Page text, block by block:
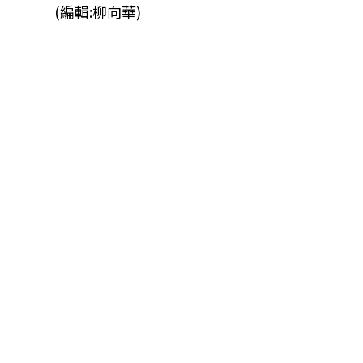
(編輯:柳向華)